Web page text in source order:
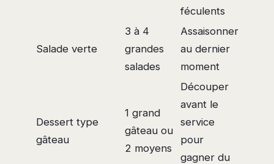
féculents
Salade verte
3 à 4
grandes
salades
Assaisonner
au dernier
moment
Dessert type
gâteau
1 grand
gâteau ou
2 moyens
Découper
avant le
service
pour
gagner du